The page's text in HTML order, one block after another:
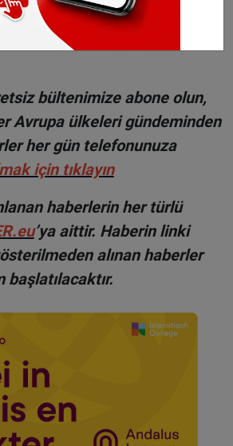
gram hesabımızdan
bültenimize abone olun,
Avrupa ülkeleri gündeminden
her gün telefonunuza
için tıklayın
haberlerin her türlü
’ya aittir. Haberin linki
alınan haberler